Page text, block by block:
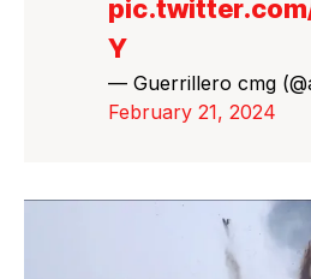
Y
— Guerrillero cmg
February 21, 2024